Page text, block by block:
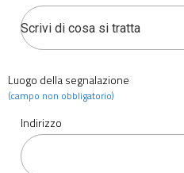
Luogo della segnalazione
(campo non obbligatorio)
Indirizzo